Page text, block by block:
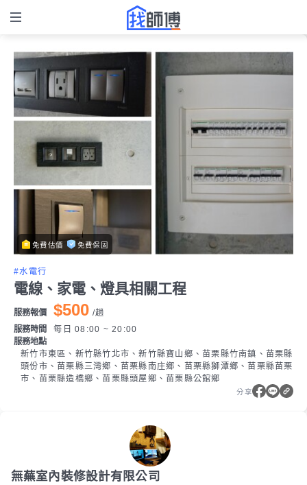
免費估價 免費保固
#水電行
電線、家電、燈具相關工程
服務報價 $500 /趟
服務時間
每日 08:00 ~ 20:00
服務地點
新竹市東區、新竹縣竹北市、新竹縣寶山鄉、苗栗縣竹南鎮、苗栗縣
頭份市、苗栗縣三灣鄉、苗栗縣南庄鄉、苗栗縣獅潭鄉、苗栗縣苗栗
市、苗栗縣造橋鄉、苗栗縣頭屋鄉、苗栗縣公館鄉
分享
無蕪室內裝修設計有限公司